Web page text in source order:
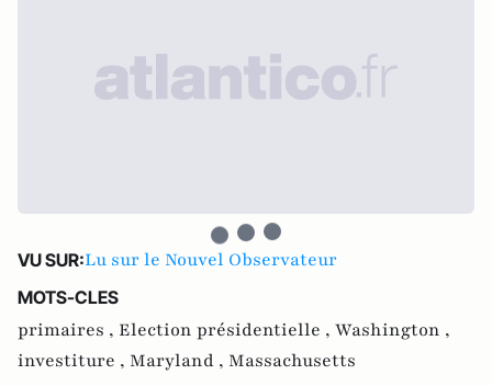
VU SUR:Lu sur le Nouvel Observateur
MOTS-CLES
primaires , Election présidentielle , Washington ,
investiture , Maryland , Massachusetts